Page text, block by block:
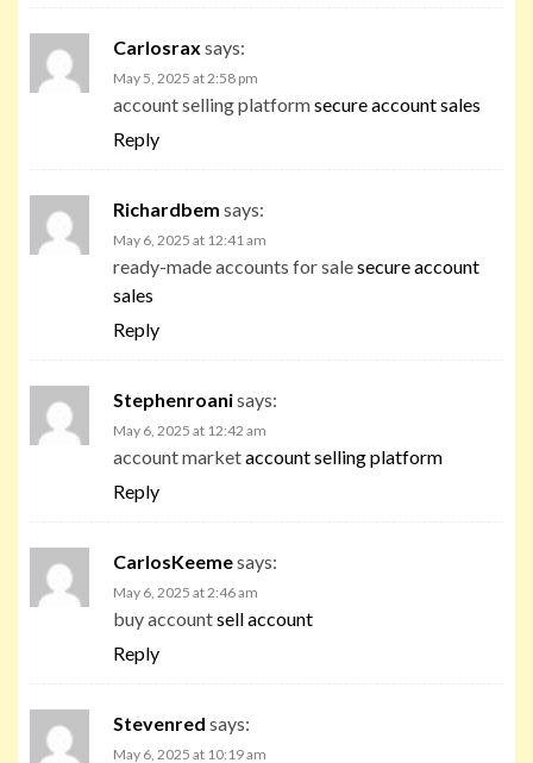
Carlosrax says:
May 5, 2025 at 2:58 pm
account selling platformsecure account sales
Reply
Richardbem says:
May 6, 2025 at 12:41 am
ready-made accounts for salesecure account
sales
Reply
Stephenroanisays:
May 6, 2025 at 12:42 am
account marketaccount selling platform
Reply
CarlosKeemesays:
May 6, 2025 at 2:46 am
buy accountsell account
Reply
Stevenred says:
May 6, 2025 at 10:19 am